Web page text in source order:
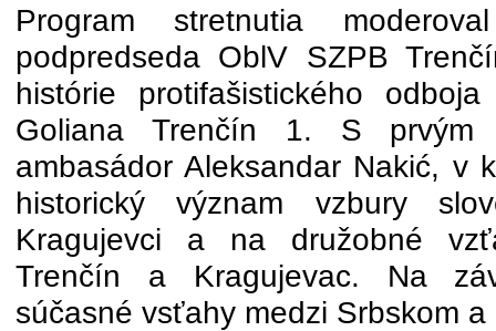
Program stretnutia
podpredseda OblV SZPB
histórie protifašistického
Goliana Trenčín 1. S prvým
ambasádor Aleksandar Nakić, v
historický význam vzbury
Kragujevci a na družobné
Trenčín a Kragujevac. Na
súčasné vsťahy medzi Srbskom